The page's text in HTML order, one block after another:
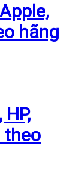
hãng
theo